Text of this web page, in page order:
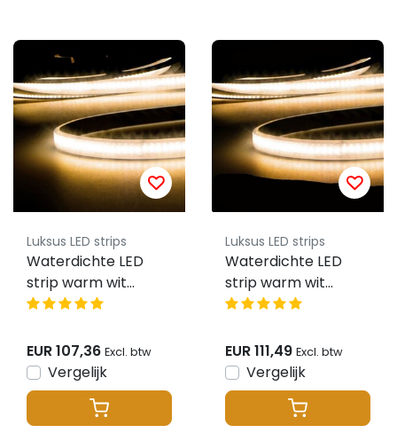
Luksus LED strips
Waterdichte LED
strip warm wit
3000K 8W 700LM
IP68 - 5 meter
EUR 107,36 Excl. btw
Vergelijk
Luksus LED strips
Waterdichte LED
strip warm wit
3000k 13W 1100LM
IP68 CRI95 - 5 meter
EUR 111,49 Excl. btw
Vergelijk